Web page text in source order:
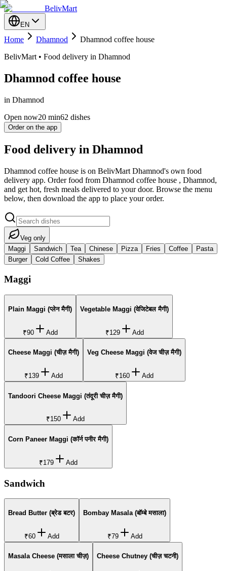
BelivMart
EN
Home Dhamnod
Dhamnod coffee house
BelivMart • Food delivery in Dhamnod
Dhamnod coffee house
in Dhamnod
Open now20 min62 dishes
Order on the app
Food delivery in Dhamnod
Dhamnod coffee house is on BelivMart Dhamnod's own food
delivery app. Order food from Dhamnod coffee house , Dhamnod,
and get hot, fresh meals delivered to your door. Browse the menu
below, then download the app to place your order.
Veg only
Maggi
Sandwich Tea Chinese Pizza Fries Coffee
Pasta
Burger
Cold Coffee Shakes
Maggi
Plain Maggi (प्लेन मैगी)
₹90 Add
Vegetable Maggi (वेजिटेबल मैगी)
₹129 Add
Cheese Maggi (चीज़ मैगी)
₹139 Add
Veg Cheese Maggi (वेज चीज़ मैगी)
₹160 Add
Tandoori Cheese Maggi (तंदूरी चीज़ मैगी)
₹150 Add
Corn Paneer Maggi (कॉर्न पनीर मैगी)
₹179 Add
Sandwich
Bread Butter (ब्रेड बटर)
₹60 Add
Bombay Masala (बॉम्बे मसाला)
₹79 Add
Masala Cheese (मसाला चीज़) Cheese Chutney (चीज़ चटनी)